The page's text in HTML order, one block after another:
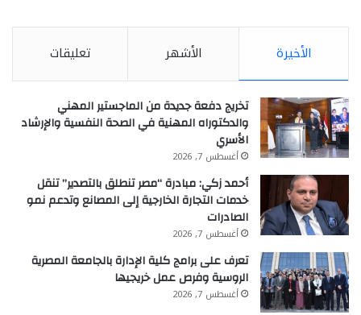
الأخيرة الأشهر تعليقات
تخريج دفعة جديدة من الماجستير المهني
والدكتوراه المهنية في الصحة النفسية والإرشاد
الأسري
أغسطس 7, 2026
أحمد زكي: مبادرة “مصر تنطلق بالتصدير” تنقل
خدمات التجارة الخارجية إلى المصانع وتدعم نمو
الصادرات
أغسطس 7, 2026
تعرف على برامج كلية الإدارة بالجامعة المصرية
الروسية وفرص عمل خريجيها
أغسطس 7, 2026